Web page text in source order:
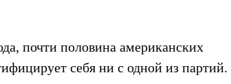
почти половина американских
себя ни с одной из партий.